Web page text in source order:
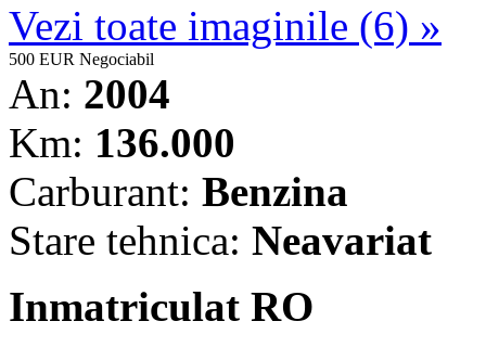
Vezi toate imaginile (6) »
500 EUR Negociabil
An: 2004
Km: 136.000
Carburant: Benzina
Stare tehnica: Neavariat
Inmatriculat RO